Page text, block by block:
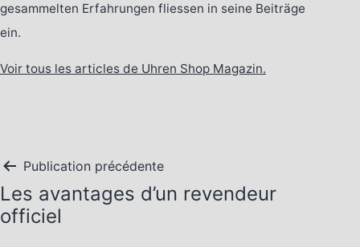
gesammelten Erfahrungen fliessen in seine Beiträge
ein.
Voir tous les articles de Uhren Shop Magazin.
Navigation
de
Publication précédente
Les avantages d’un revendeur
officiel